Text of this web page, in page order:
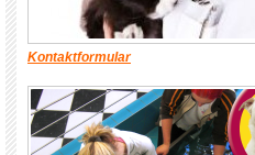
Kontaktformular